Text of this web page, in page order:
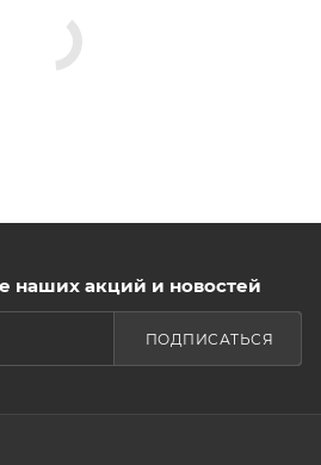
наших акций и новостей
ПОДПИСАТЬСЯ